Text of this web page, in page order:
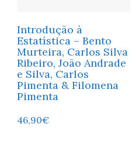
Introdução à
Estatística – Bento
Murteira, Carlos Silva
Ribeiro, João Andrade
e Silva, Carlos
Pimenta & Filomena
Pimenta
46,90€